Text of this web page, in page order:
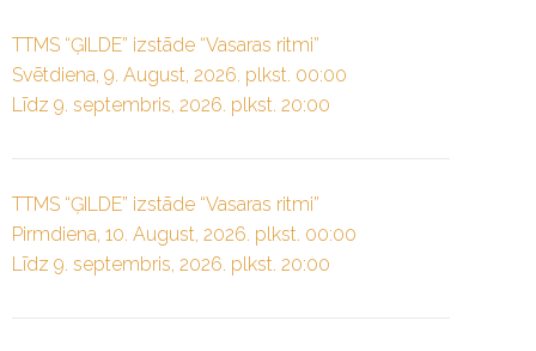
TTMS “ĢILDE” izstāde “Vasaras ritmi”
Svētdiena, 9. August, 2026. plkst. 00:00
Līdz 9. septembris, 2026. plkst. 20:00
TTMS “ĢILDE” izstāde “Vasaras ritmi”
Pirmdiena, 10. August, 2026. plkst. 00:00
Līdz 9. septembris, 2026. plkst. 20:00